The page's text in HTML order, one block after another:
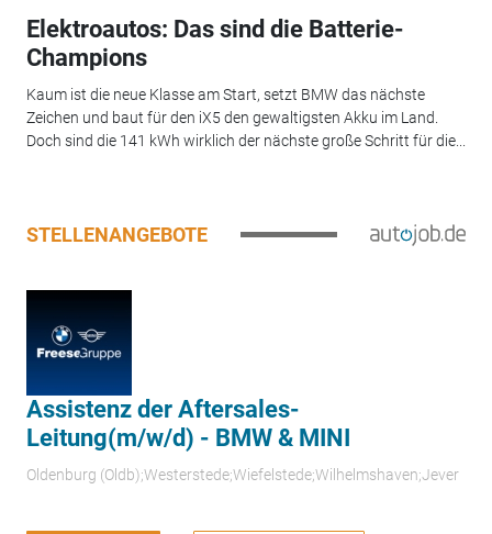
Elektroautos: Das sind die Batterie-
Champions
Kaum ist die neue Klasse am Start, setzt BMW das nächste
Zeichen und baut für den iX5 den gewaltigsten Akku im Land.
Doch sind die 141 kWh wirklich der nächste große Schritt für die...
STELLENANGEBOTE
Assistenz der Aftersales-
Leitung(m/w/d) - BMW & MINI
Oldenburg (Oldb);Westerstede;Wiefelstede;Wilhelmshaven;Jever